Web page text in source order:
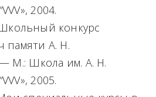
2004.
конкурс
памяти А. Н.
М.: Школа им. А. Н.
2005.